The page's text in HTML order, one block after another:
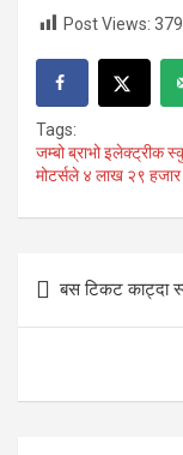
Post Views: 379
Tags:
जम्बो ब्राभो इलेक्ट्रीक
मोटर्सले ४ लाख २९ हजार
navigation
बस टिकट काट्दा